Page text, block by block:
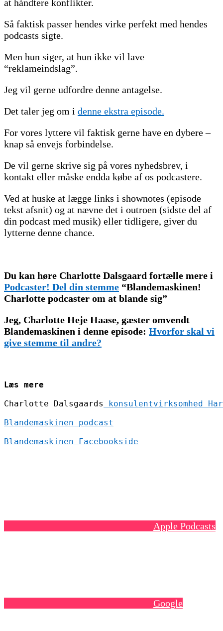
at håndtere konflikter.
Så faktisk passer hendes virke perfekt med hendes
podcasts sigte.
Men hun siger, at hun ikke vil lave
“reklameindslag”.
Jeg vil gerne udfordre denne antagelse.
Det taler jeg om i denne ekstra episode.
For vores lyttere vil faktisk gerne have en dybere –
knap så envejs forbindelse.
De vil gerne skrive sig på vores nyhedsbrev, i
kontakt eller måske endda købe af os podcastere.
Ved at huske at lægge links i shownotes (episode
tekst afsnit) og at nævne det i outroen (sidste del af
din podcast med musik) eller tidligere, giver du
lytterne denne chance.
Du kan høre Charlotte Dalsgaard fortælle mere i
Podcaster! Del din stemme “Blandemaskinen!
Charlotte podcaster om at blande sig”
Jeg, Charlotte Heje Haase, gæster omvendt
Blandemaskinen i denne episode: Hvorfor skal vi
give stemme til andre?
Læs mere
Charlotte Dalsgaards
konsulentvirksomhed
Blandemaskinen podcast
Blandemaskinen Facebookside
Apple Podcasts
Google